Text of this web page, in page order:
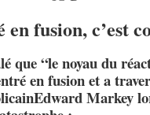
fusion, c’est
que “le noyau du
en fusion et a
Markey